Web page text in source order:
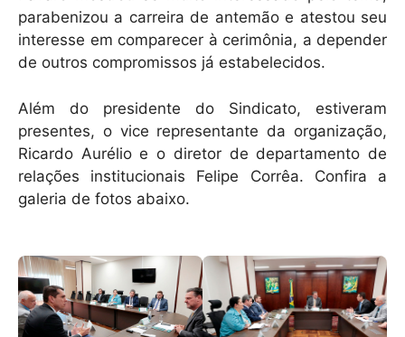
parabenizou a carreira de antemão e atestou seu
interesse em comparecer à cerimônia, a depender
de outros compromissos já estabelecidos.
Além do presidente do Sindicato, estiveram
presentes, o vice representante da organização,
Ricardo Aurélio e o diretor de departamento de
relações institucionais Felipe Corrêa. Confira a
galeria de fotos abaixo.